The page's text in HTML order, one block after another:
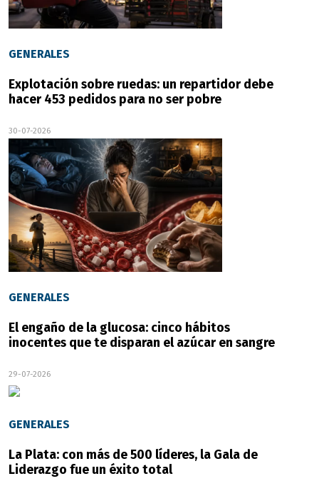
GENERALES
Explotación sobre ruedas: un repartidor debe
hacer 453 pedidos para no ser pobre
30-07-2026
GENERALES
El engaño de la glucosa: cinco hábitos
inocentes que te disparan el azúcar en sangre
29-07-2026
GENERALES
La Plata: con más de 500 líderes, la Gala de
Liderazgo fue un éxito total